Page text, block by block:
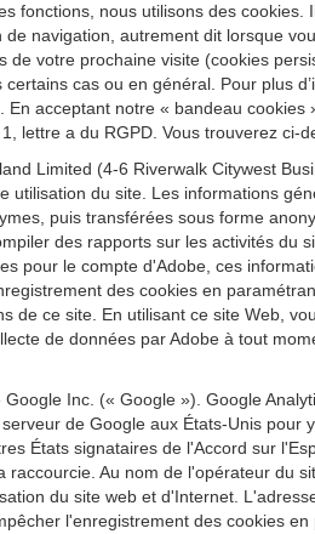
fonctions, nous utilisons des
navigation, autrement dit lorsque
votre prochaine visite (cookies
cas ou en général. Pour plus
acceptant notre « bandeau
a du RGPD. Vous trouverez ci-
Limited (4-6 Riverwalk Citywest
du site. Les informations
puis transférées sous forme
des rapports sur les activités
pour le compte d'Adobe, ces
des cookies en
de ce site. En utilisant ce site Web,
de données par Adobe à tout
Inc. (« Google »). Google
de Google aux États-Unis
États signataires de l'Accord sur
Au nom de l'opérateur du
du site web et d'Internet.
l'enregistrement des cookies